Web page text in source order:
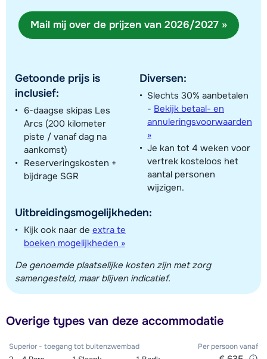
Mail mij over de prijzen van 2026/2027 »
Getoonde prijs is
inclusief:
6-daagse skipas Les
Arcs (200 kilometer
piste / vanaf dag na
aankomst)
Reserveringskosten +
bijdrage SGR
Uitbreidingsmogelijkheden:
Kijk ook naar de extra te
boeken mogelijkheden »
Diversen:
Slechts 30% aanbetalen
- Bekijk betaal- en
annuleringsvoorwaarden
»
Je kan tot 4 weken voor
vertrek kosteloos het
aantal personen
wijzigen.
De genoemde plaatselijke kosten zijn met zorg
samengesteld, maar blijven indicatief.
Overige types van deze accommodatie
Superior - toegang tot buitenzwembad Per persoonvanaf